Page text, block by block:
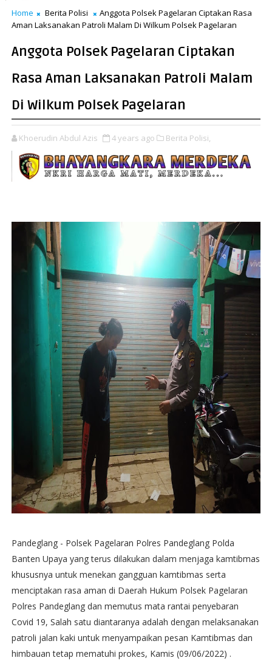
Home Berita Polisi
Anggota Polsek Pagelaran Ciptakan Rasa
Aman Laksanakan Patroli Malam Di Wilkum Polsek Pagelaran
Anggota Polsek Pagelaran Ciptakan
Rasa Aman Laksanakan Patroli Malam
Di Wilkum Polsek Pagelaran
Khoerudin Abdul Azis 4 years ago Berita Polisi,
Pandeglang - Polsek Pagelaran Polres Pandeglang Polda
Banten Upaya yang terus dilakukan dalam menjaga kamtibmas
khususnya untuk menekan gangguan kamtibmas serta
menciptakan rasa aman di Daerah Hukum Polsek Pagelaran
Polres Pandeglang dan memutus mata rantai penyebaran
Covid 19, Salah satu diantaranya adalah dengan melaksanakan
patroli jalan kaki untuk menyampaikan pesan Kamtibmas dan
himbauan tetap mematuhi prokes, Kamis (09/06/2022) .